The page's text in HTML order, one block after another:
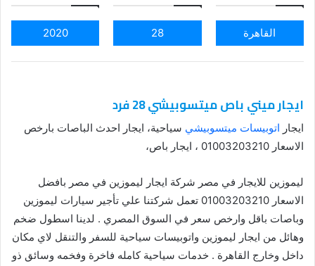
القاهرة 28
2020
ايجار ميني باص ميتسوبيشي 28 فرد
ايجار اتوبيسات ميتسوبيشي سياحية، ايجار احدث الباصات بارخص
الاسعار 01003203210 ، ايجار باص،
ليموزين للايجار في مصر شركة ايجار ليموزين في مصر بافضل
الاسعار 01003203210 تعمل شركتنا علي تأجير سيارات ليموزين
وباصات باقل وارخص سعر في السوق المصري . لدينا اسطول ضخم
وهائل من ايجار ليموزين واتوبيسات سياحية للسفر والتنقل لاي مكان
داخل وخارج القاهرة . خدمات سياحية كامله فاخرة وفخمه وسائق ذو